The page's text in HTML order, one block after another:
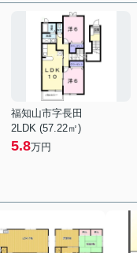
福知山市字長田
2LDK (57.22㎡)
5.8万円